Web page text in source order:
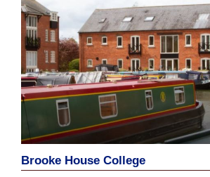
Brooke House College